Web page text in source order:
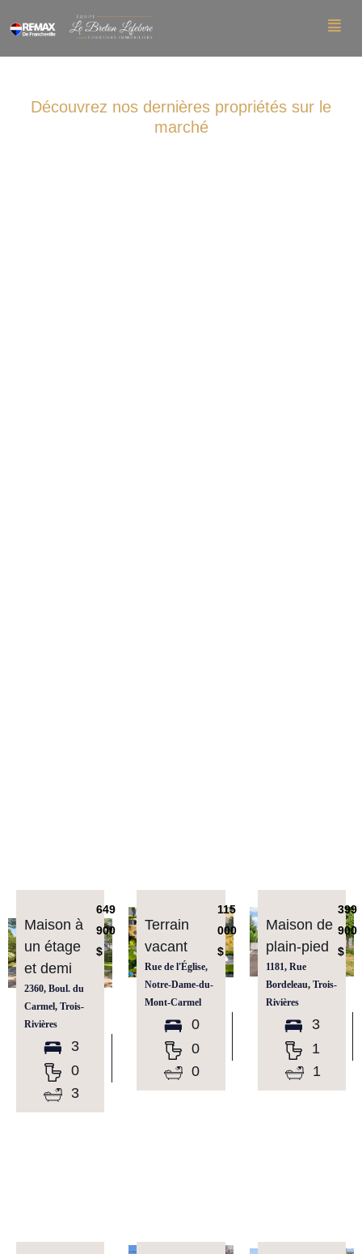
Découvrez nos dernières propriétés sur le
marché
Maison à
un étage
et demi
2360, Boul. du
Carmel, Trois-
Rivières
649
900
$
3
0
3
Terrain
vacant
Rue de l'Église,
Notre-Dame-du-
Mont-Carmel
115
000
$
0
0
0
Maison de
plain-pied
1181, Rue
Bordeleau, Trois-
Rivières
399
900
$
3
1
1